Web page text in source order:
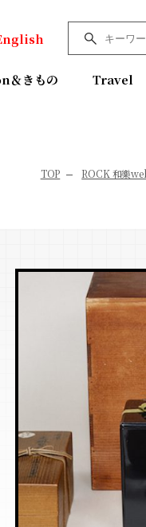
＆きもの Travel
TOP ROCK 和樂